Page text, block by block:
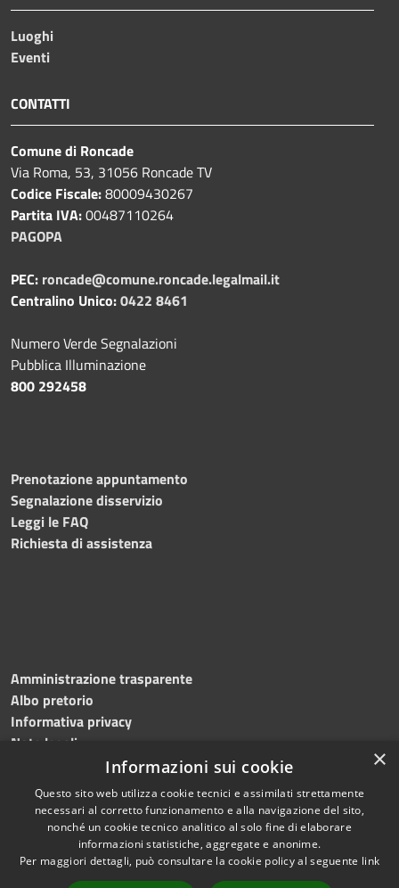
Luoghi
Eventi
CONTATTI
Comune di Roncade
Via Roma, 53, 31056 Roncade TV
Codice Fiscale:80009430267
Partita IVA:00487110264
PAGOPA
PEC: roncade@comune.roncade.legalmail.it
Centralino Unico:0422 8461
Numero Verde Segnalazioni
Pubblica Illuminazione
800 292458
Prenotazione appuntamento
Segnalazione disservizio
Leggi le FAQ
Richiesta di assistenza
Amministrazione trasparente
Albo pretorio
Informativa privacy
Note legali
Dichiarazione di accessibilità
Accessibilità
Copyright © 2026 • Comune di
Roncade • Powered by
×
Informazioni sui cookie
Questo sito web utilizza cookie tecnici e assimilati strettamente
necessari al corretto funzionamento e alla navigazione del sito,
nonché un cookie tecnico analitico al solo fine di elaborare
informazioni statistiche, aggregate e anonime.
Per maggiori dettagli, può consultare la cookie policy al seguente link